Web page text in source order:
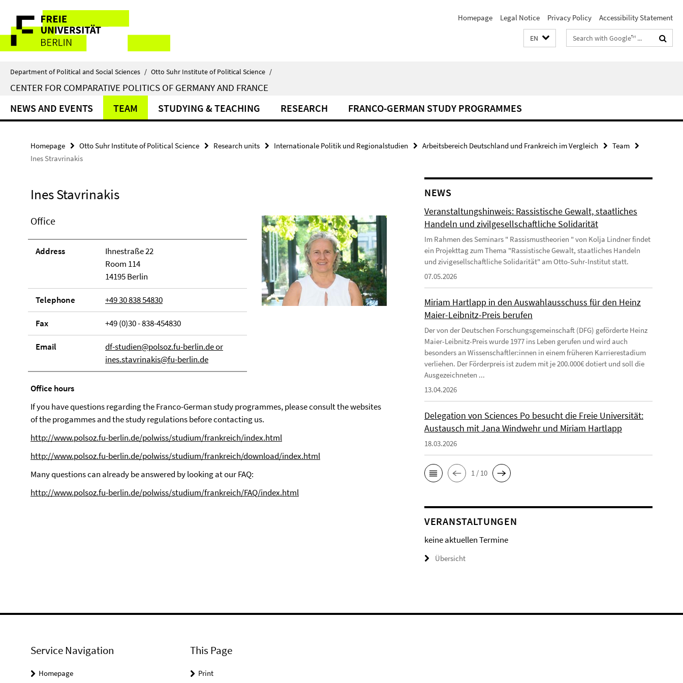
direkt
Inhalt
Service
Navigation
Homepage Legal Notice Privacy Policy Accessibility Statement
EN
Search
terms
Department of Political and Social Sciences / Otto Suhr Institute of Political Science /
CENTER FOR COMPARATIVE POLITICS OF GERMANY AND FRANCE
NEWS AND EVENTS TEAM STUDYING & TEACHING RESEARCH FRANCO-GERMAN STUDY PROGRAMMES
Homepage Otto Suhr Institute of Political Science Research units Internationale Politik und Regionalstudien Arbeitsbereich Deutschland und Frankreich im Vergleich
Team
Ines Stravrinakis
Ines Stavrinakis
Office
Address
Ihnestraße 22
Room 114
14195 Berlin
Telephone +49 30 838 54830
Fax +49 (0)30 - 838-454830
Email
df-studien@polsoz.fu-berlin.de or
ines.stavrinakis@fu-berlin.de
Office hours
If you have questions regarding the Franco-German study programmes, please consult the websites
of the progammes and the study regulations before contacting us.
http://www.polsoz.fu-berlin.de/polwiss/studium/frankreich/index.html
http://www.polsoz.fu-berlin.de/polwiss/studium/frankreich/download/index.html
Many questions can already be answered by looking at our FAQ:
http://www.polsoz.fu-berlin.de/polwiss/studium/frankreich/FAQ/index.html
NEWS
Veranstaltungshinweis: Rassistische Gewalt, staatliches
Handeln und zivilgesellschaftliche Solidarität
Im Rahmen des Seminars " Rassismustheorien " von Kolja Lindner findet
ein Projekttag zum Thema "Rassistische Gewalt, staatliches Handeln
und zivigesellschaftliche Solidarität" am Otto-Suhr-Institut statt.
07.05.2026
Miriam Hartlapp in den Auswahlausschuss für den Heinz
Maier-Leibnitz-Preis berufen
Der von der Deutschen Forschungsgemeinschaft (DFG) geförderte Heinz
Maier-Leibnitz-Preis wurde 1977 ins Leben gerufen und wird auch
besonders an Wissenschaftler:innen in einem früheren Karrierestadium
verliehen. Der Förderpreis ist zudem mit je 200.000€ dotiert und soll die
Ausgezeichneten ...
13.04.2026
Delegation von Sciences Po besucht die Freie Universität:
Austausch mit Jana Windwehr und Miriam Hartlapp
18.03.2026
1 / 10
VERANSTALTUNGEN
keine aktuellen Termine
Übersicht
Service Navigation
Homepage
This Page
Print